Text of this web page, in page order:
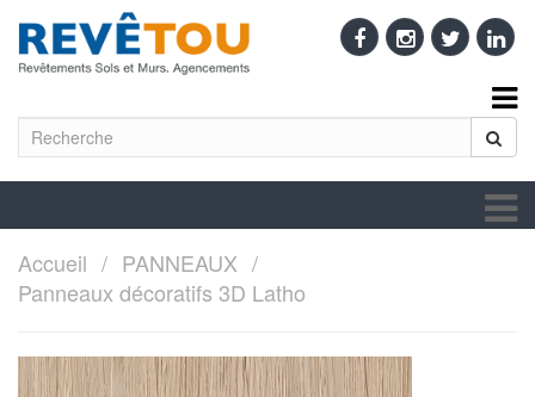
Accueil
PANNEAUX
Panneaux décoratifs 3D Latho